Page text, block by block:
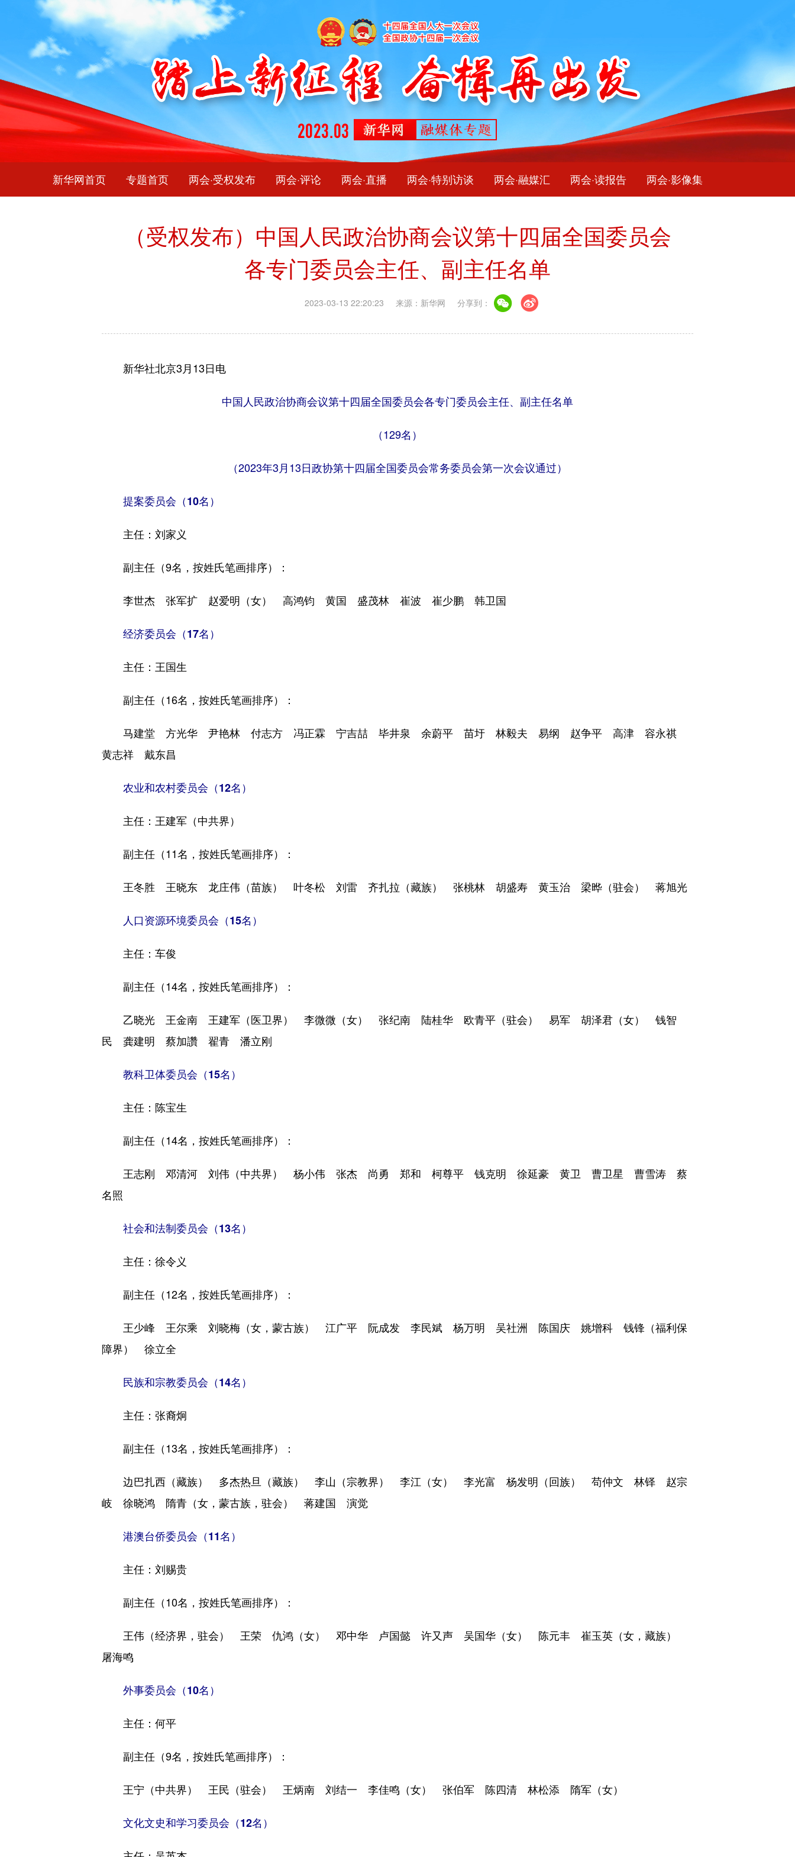
新华网首页 专题首页 两会·受权发布 两会·评论 两会·直播 两会·特别访谈 两会·融媒汇 两会·读报告 两会·影像集
（受权发布）中国人民政治协商会议第十四届全国委员会
各专门委员会主任、副主任名单
2023-03-13 22:20:23 来源：新华网 分享到：
新华社北京3月13日电
中国人民政治协商会议第十四届全国委员会各专门委员会主任、副主任名单
（129名）
（2023年3月13日政协第十四届全国委员会常务委员会第一次会议通过）
提案委员会（10名）
主任：刘家义
副主任（9名，按姓氏笔画排序）：
李世杰 张军扩 赵爱明（女） 高鸿钧 黄国 盛茂林 崔波 崔少鹏 韩卫国
经济委员会（17名）
主任：王国生
副主任（16名，按姓氏笔画排序）：
马建堂 方光华 尹艳林 付志方 冯正霖 宁吉喆 毕井泉 余蔚平 苗圩 林毅夫 易纲 赵争平 高津 容永祺
黄志祥 戴东昌
农业和农村委员会（12名）
主任：王建军（中共界）
副主任（11名，按姓氏笔画排序）：
王冬胜 王晓东 龙庄伟（苗族） 叶冬松 刘雷 齐扎拉（藏族） 张桃林 胡盛寿 黄玉治 梁晔（驻会） 蒋旭光
人口资源环境委员会（15名）
主任：车俊
副主任（14名，按姓氏笔画排序）：
乙晓光 王金南 王建军（医卫界） 李微微（女） 张纪南 陆桂华 欧青平（驻会） 易军 胡泽君（女） 钱智
民 龚建明 蔡加讚 翟青 潘立刚
教科卫体委员会（15名）
主任：陈宝生
副主任（14名，按姓氏笔画排序）：
王志刚 邓清河 刘伟（中共界） 杨小伟 张杰 尚勇 郑和 柯尊平 钱克明 徐延豪 黄卫 曹卫星 曹雪涛 蔡
名照
社会和法制委员会（13名）
主任：徐令义
副主任（12名，按姓氏笔画排序）：
王少峰 王尔乘 刘晓梅（女，蒙古族） 江广平 阮成发 李民斌 杨万明 吴社洲 陈国庆 姚增科 钱锋（福利保
障界） 徐立全
民族和宗教委员会（14名）
主任：张裔炯
副主任（13名，按姓氏笔画排序）：
边巴扎西（藏族） 多杰热旦（藏族） 李山（宗教界） 李江（女） 李光富 杨发明（回族） 苟仲文 林铎 赵宗
岐 徐晓鸿 隋青（女，蒙古族，驻会） 蒋建国 演觉
港澳台侨委员会（11名）
主任：刘赐贵
副主任（10名，按姓氏笔画排序）：
王伟（经济界，驻会） 王荣 仇鸿（女） 邓中华 卢国懿 许又声 吴国华（女） 陈元丰 崔玉英（女，藏族）
屠海鸣
外事委员会（10名）
主任：何平
副主任（9名，按姓氏笔画排序）：
王宁（中共界） 王民（驻会） 王炳南 刘结一 李佳鸣（女） 张伯军 陈四清 林松添 隋军（女）
文化文史和学习委员会（12名）